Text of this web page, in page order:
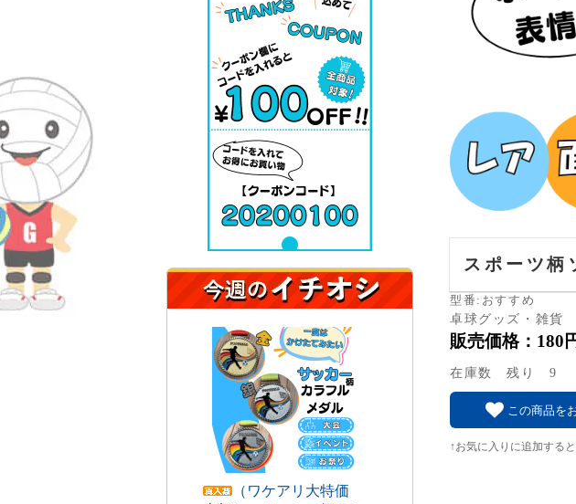
スポーツ
型番:おすすめ
卓球グッズ・雑貨
販売価格：180
在庫数 残り 9
この商品を
↑お気に入りに追加する
（ワケアリ大特価